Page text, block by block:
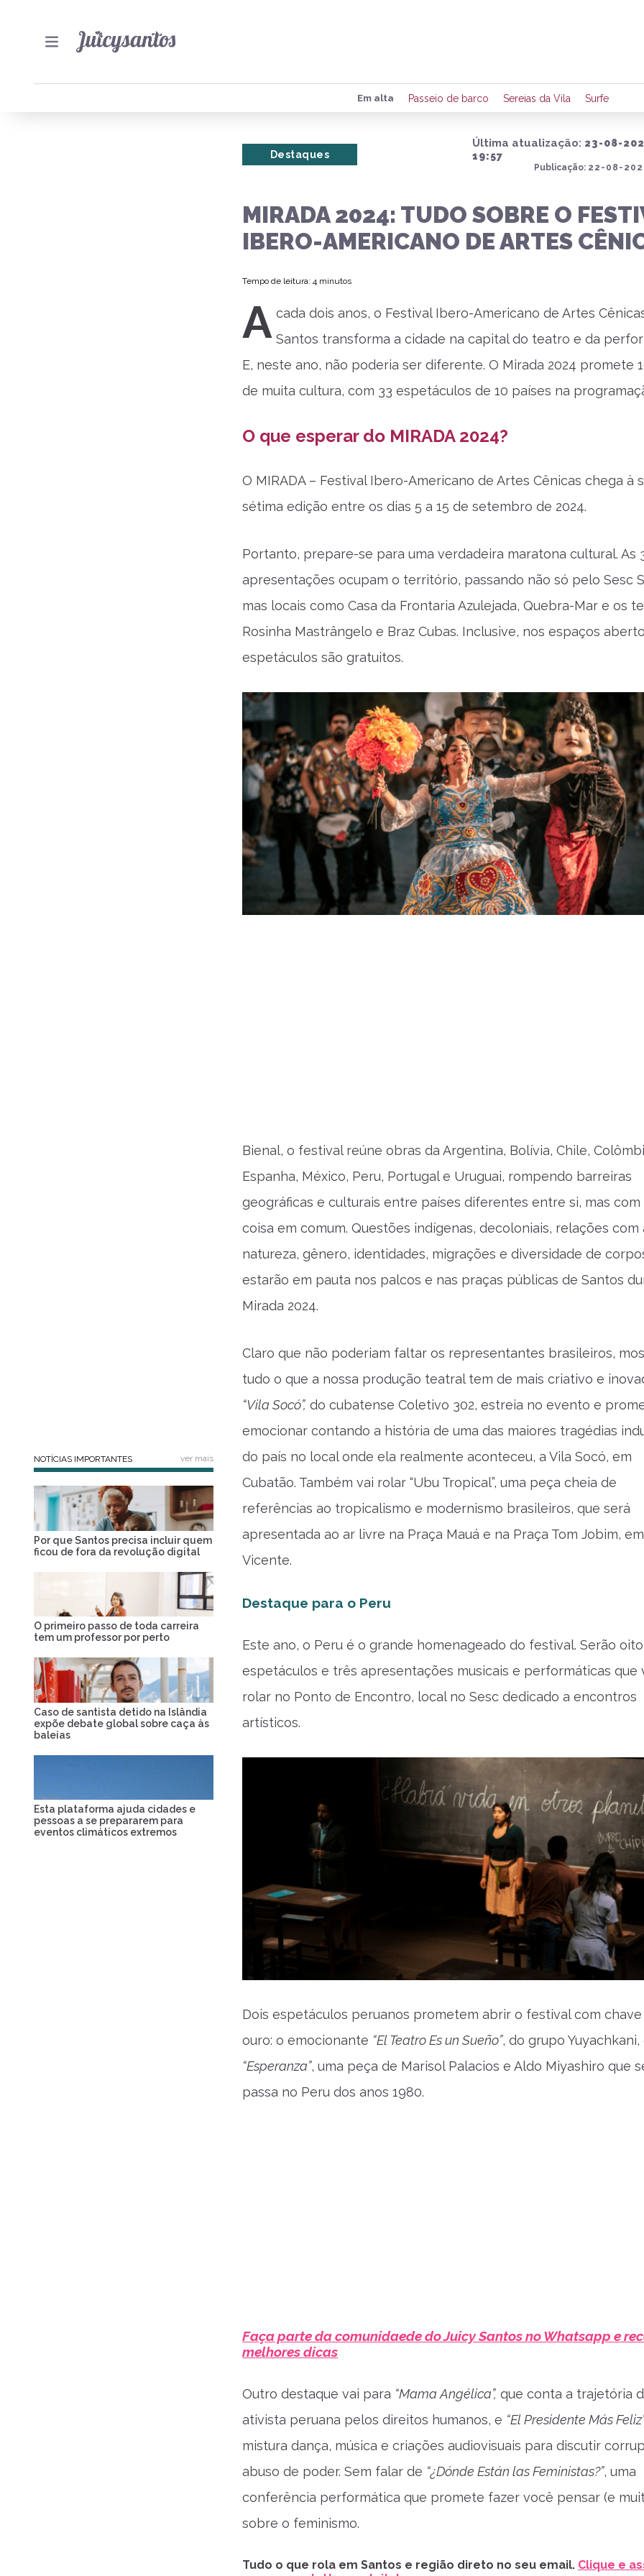
Preencha seus dados para
de eventos e notícias da
Em alta Passeio de barco Sereias da Vila Surfe
Última atualização: 23-08-
19:57
Publicação: 22-08-
Destaques
MIRADA 2024: TUDO SOBRE O
IBERO-AMERICANO DE ARTES
Tempo de leitura: 4 minutos
A cada dois anos, o Festival Ibero-Americano de Artes
Santos transforma a cidade na capital do teatro e da
E, neste ano, não poderia ser diferente. O Mirada 2024 promete
de muita cultura, com 33 espetáculos de 10 países na
O que esperar do MIRADA 2024?
O MIRADA – Festival Ibero-Americano de Artes Cênicas chega à
sétima edição entre os dias 5 a 15 de setembro de 2024.
Portanto, prepare-se para uma verdadeira maratona cultural. As
apresentações ocupam o território, passando não só pelo Sesc
mas locais como Casa da Frontaria Azulejada, Quebra-Mar e os
Rosinha Mastrângelo e Braz Cubas. Inclusive, nos espaços
espetáculos são gratuitos.
Bienal, o festival reúne obras da Argentina, Bolívia, Chile,
Espanha, México, Peru, Portugal e Uruguai, rompendo barreiras
geográficas e culturais entre países diferentes entre si, mas com
coisa em comum. Questões indígenas, decoloniais, relações com
natureza, gênero, identidades, migrações e diversidade de
estarão em pauta nos palcos e nas praças públicas de Santos
Mirada 2024.
Claro que não poderiam faltar os representantes brasileiros,
tudo o que a nossa produção teatral tem de mais criativo e
“Vila Socó”, do cubatense Coletivo 302, estreia no evento e
emocionar contando a história de uma das maiores tragédias
do país no local onde ela realmente aconteceu, a Vila Socó, em
Cubatão. Também vai rolar “Ubu Tropical”, uma peça cheia de
referências ao tropicalismo e modernismo brasileiros, que será
apresentada ao ar livre na Praça Mauá e na Praça Tom Jobim,
Vicente.
Destaque para o Peru
Este ano, o Peru é o grande homenageado do festival. Serão oito
espetáculos e três apresentações musicais e performáticas que
rolar no Ponto de Encontro, local no Sesc dedicado a encontros
artísticos.
Dois espetáculos peruanos prometem abrir o festival com
ouro: o emocionante “El Teatro Es un Sueño”, do grupo Yuyachkani,
“Esperanza”, uma peça de Marisol Palacios e Aldo Miyashiro que
passa no Peru dos anos 1980.
Faça parte da comunidaede do Juicy Santos no Whatsapp e
melhores dicas
Outro destaque vai para “Mama Angélica”, que conta a trajetória
ativista peruana pelos direitos humanos, e “El Presidente Más
mistura dança, música e criações audiovisuais para discutir
abuso de poder. Sem falar de “¿Dónde Están las Feministas?”, uma
conferência performática que promete fazer você pensar (e
sobre o feminismo.
Tudo o que rola em Santos e região direto no seu email. Clique e
NOTÍCIAS IMPORTANTES ver mais
Por que Santos precisa incluir quem
ficou de fora da revolução digital
O primeiro passo de toda carreira
tem um professor por perto
Caso de santista detido na Islândia
expõe debate global sobre caça às
baleias
Esta plataforma ajuda cidades e
pessoas a se prepararem para
eventos climáticos extremos